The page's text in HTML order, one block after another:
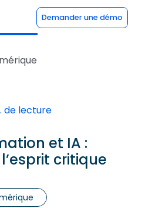
Demander une démo
de lecture
et IA :
critique